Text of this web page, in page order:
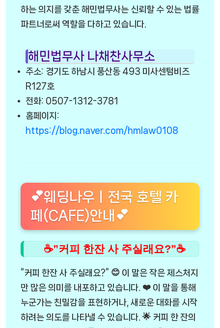
하는 의지를 갖춘 해민법무사는 신뢰할 수 있는 법률
파트너로써 역할을 다하고 있습니다.
해민법무사 나채찬사무소
주소: 경기도 하남시 풍산동 493 미사센텀비즈
R127호
전화: 0507-1312-3781
홈페이지:
https://blog.naver.com/hmlaw0108
💕웨딩나우ㅣ전국 호텔 카
페(CAFE)안내💕
☕”커피 한잔 사 주실래요?”☕
“커피 한잔 사 주실래요?” 😊 이 말은 작은 제스처지
만 많은 의미를 내포하고 있습니다. ❤️ 이 말을 통해
누군가는 친밀감을 표현하거나, 새로운 대화를 시작
하려는 의도를 나타낼 수 있습니다. 🌟 커피 한 잔의